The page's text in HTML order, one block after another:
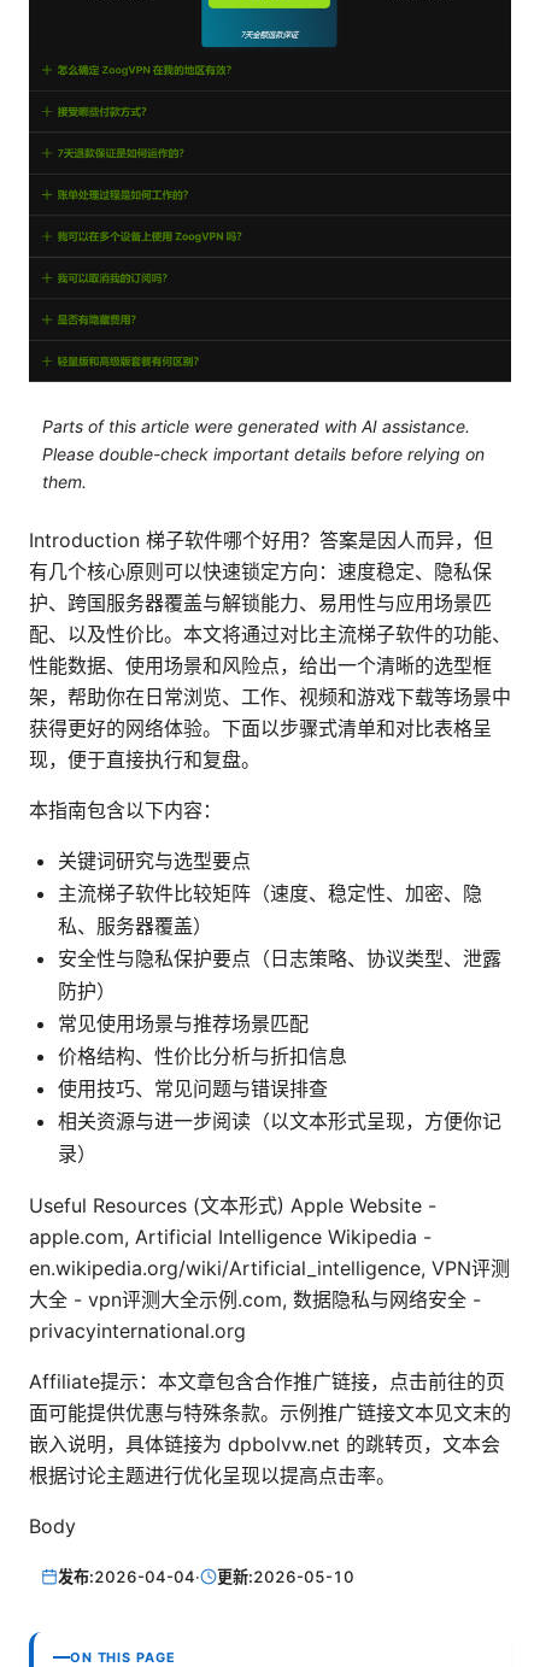
Parts of this article were generated with AI assistance.
Please double-check important details before relying on
them.
Introduction 梯子软件哪个好用？答案是因人而异，但
有几个核心原则可以快速锁定方向：速度稳定、隐私保
护、跨国服务器覆盖与解锁能力、易用性与应用场景匹
配、以及性价比。本文将通过对比主流梯子软件的功能、
性能数据、使用场景和风险点，给出一个清晰的选型框
架，帮助你在日常浏览、工作、视频和游戏下载等场景中
获得更好的网络体验。下面以步骤式清单和对比表格呈
现，便于直接执行和复盘。
本指南包含以下内容：
关键词研究与选型要点
主流梯子软件比较矩阵（速度、稳定性、加密、隐
私、服务器覆盖）
安全性与隐私保护要点（日志策略、协议类型、泄露
防护）
常见使用场景与推荐场景匹配
价格结构、性价比分析与折扣信息
使用技巧、常见问题与错误排查
相关资源与进一步阅读（以文本形式呈现，方便你记
录）
Useful Resources (文本形式) Apple Website -
apple.com, Artificial Intelligence Wikipedia -
en.wikipedia.org/wiki/Artificial_intelligence, VPN评测
大全 - vpn评测大全示例.com, 数据隐私与网络安全 -
privacyinternational.org
Affiliate提示：本文章包含合作推广链接，点击前往的页
面可能提供优惠与特殊条款。示例推广链接文本见文末的
嵌入说明，具体链接为 dpbolvw.net 的跳转页，文本会
根据讨论主题进行优化呈现以提高点击率。
Body
发布:2026-04-04· 更新:2026-05-10
ON THIS PAGE